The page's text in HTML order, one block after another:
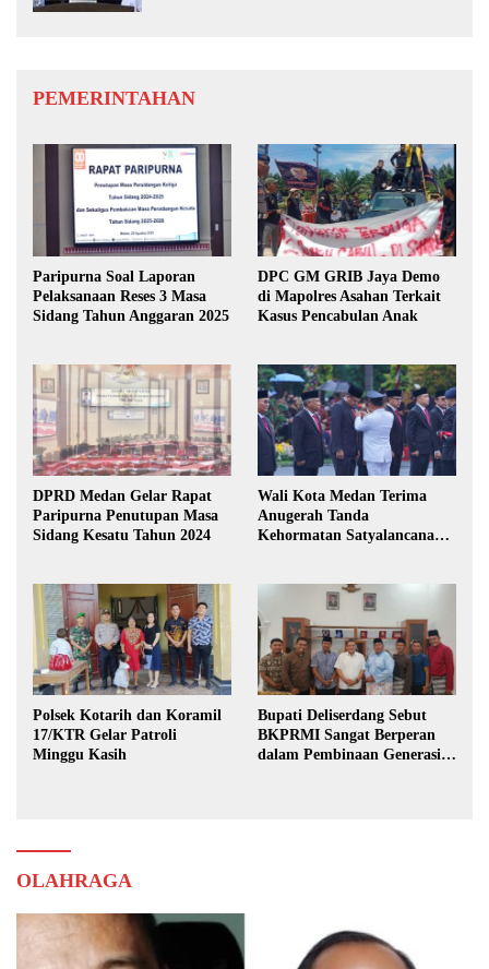
PEMERINTAHAN
Paripurna Soal Laporan
Pelaksanaan Reses 3 Masa
Sidang Tahun Anggaran 2025
DPC GM GRIB Jaya Demo
di Mapolres Asahan Terkait
Kasus Pencabulan Anak
DPRD Medan Gelar Rapat
Paripurna Penutupan Masa
Sidang Kesatu Tahun 2024
Wali Kota Medan Terima
Anugerah Tanda
Kehormatan Satyalancana
Polsek Kotarih dan Koramil
17/KTR Gelar Patroli
Minggu Kasih
Bupati Deliserdang Sebut
BKPRMI Sangat Berperan
dalam Pembinaan Generasi
OLAHRAGA